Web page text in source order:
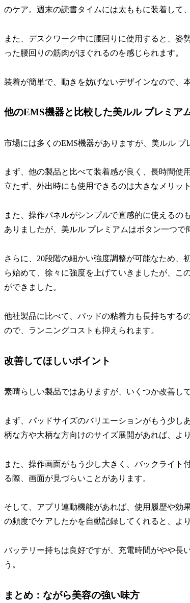
のケア。週末の読書タイムには太ももに装着して
また、デスクワーク中に腰回りに使用すると、姿
った腰回りの筋肉がほぐれるのを感じられます。
装着が簡単で、動きを妨げないデザインなので、
他のEMS機器と比較した美ルル プレミア
市場には多くのEMS機器がありますが、美ルル プ
まず、他の製品と比べて装着感が良く、長時間使
立たず、外出時にも使用できるのは大きなメリット
また、操作パネルがシンプルで直感的に使えるの
ありましたが、美ルル プレミアムはボタン一つで
さらに、20段階の細かい強度調整が可能なため
ら始めて、徐々に強度を上げていきましたが、こ
ができました。
他社製品に比べて、パッドの粘着力も長持ちする
ので、ランニングコストも抑えられます。
改善してほしいポイント
素晴らしい製品ではありますが、いくつか改善し
まず、パッドサイズのバリエーションがもう少し
柄な方や大柄な方向けのサイズ展開があれば、よ
また、操作画面がもう少し大きく、バックライト
る際、画面が見づらいことがあります。
そして、アプリ連動機能があれば、使用履歴や効
の頻度でケアしたかを自動記録してくれると、よ
バッテリー持ちは良好ですが、充電時間がやや長
う。
まとめ：ながら美容の強い味方